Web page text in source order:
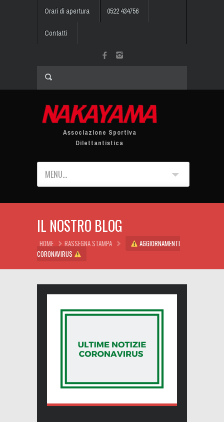
Orari di apertura 0522 434756
Contatti
Associazione Sportiva
Dilettantistica
MENU...
IL NOSTRO BLOG
HOME RASSEGNA STAMPA
AGGIORNAMENTI
CORONAVIRUS